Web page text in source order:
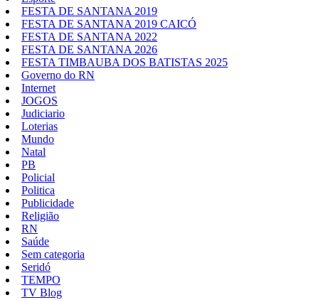
FESTA DE SANTANA 2019
FESTA DE SANTANA 2019 CAICÓ
FESTA DE SANTANA 2022
FESTA DE SANTANA 2026
FESTA TIMBAUBA DOS BATISTAS 2025
Governo do RN
Internet
JOGOS
Judiciario
Loterias
Mundo
Natal
PB
Policial
Politica
Publicidade
Religião
RN
Saúde
Sem categoria
Seridó
TEMPO
TV Blog